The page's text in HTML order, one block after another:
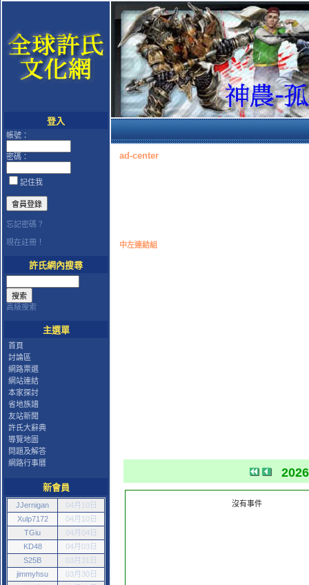
登入
帳號：
密碼：
記住我
忘記密碼？
現在註冊！
許氏網內搜尋
高級搜索
主選單
首頁
討論區
網路票選
網站連結
本家探討
省地族譜
友站新聞
許氏大辭典
導覽地圖
問題及解答
網路行事曆
新會員
JJernigan
04月10日
Xulp7172
04月10日
TGiu
04月04日
KD48
04月03日
S25B
03月31日
jimmyhsu
03月30日
ad-center
中左連結組
沒有事件